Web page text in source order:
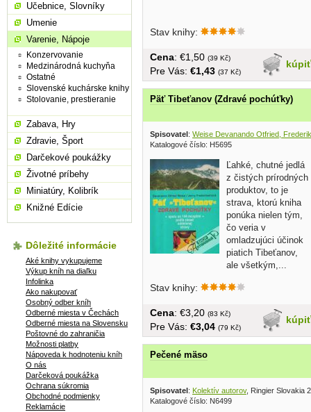
Stav knihy:
kúpiť
Cena: €1,50 (39 Kč)
Pre Vás: €1,43 (37 Kč)
Päť Tibeťanov (Zdravé pochúťky)
Spisovatel : Weise Devanando Otfried,
Katalogové číslo: H5695
Ľahké, chutné jedlá
z čistých prírodných
produktov, to je
strava, ktorú kniha
ponúka nielen tým,
čo veria v
omladzujúci účinok
piatich Tibeťanov,
ale všetkým,...
Stav knihy:
kúpiť
Cena: €3,20 (83 Kč)
Pre Vás: €3,04 (79 Kč)
Pečené mäso
Spisovatel: Kolektív autorov, Ringier Slovakia
Katalogové číslo: N6499
Učebnice, Slovníky
Umenie
Varenie, Nápoje
Konzervovanie
Medzinárodná kuchyňa
Ostatné
Slovenské kuchárske knihy
Stolovanie, prestieranie
Zabava, Hry
Zdravie, Šport
Darčekové poukážky
Životné príbehy
Miniatúry, Kolibrík
Knižné Edície
Dôležité informácie
Aké knihy vykupujeme
Výkup kníh na diaľku
Infolinka
Ako nakupovať
Osobný odber kníh
Odberné miesta v Čechách
Odberné miesta na Slovensku
Poštovné do zahraničia
Možnosti platby
Nápoveda k hodnoteniu kníh
O nás
Darčeková poukážka
Ochrana súkromia
Obchodné podmienky
Reklamácie